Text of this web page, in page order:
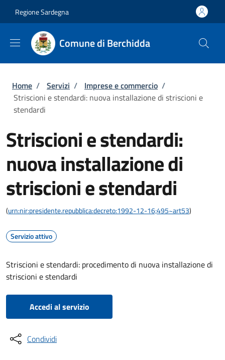
Regione Sardegna
Comune di Berchidda
Briciole di pane
Home / Servizi / Imprese e commercio /
Striscioni e stendardi: nuova installazione di striscioni e
stendardi
Striscioni e stendardi:
nuova installazione di
striscioni e stendardi
(urn:nir:presidente.repubblica:decreto:1992-12-16;495~art53)
Servizio attivo
Striscioni e stendardi: procedimento di nuova installazione di
striscioni e stendardi
Accedi al servizio
Condividi